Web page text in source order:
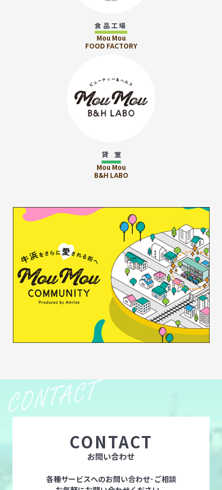
食品工場
Mou Mou
FOOD FACTORY
貸 室
Mou Mou
B&H LABO
CONTACT
お問い合わせ
各種サービスへのお問い合わせ･ご相談